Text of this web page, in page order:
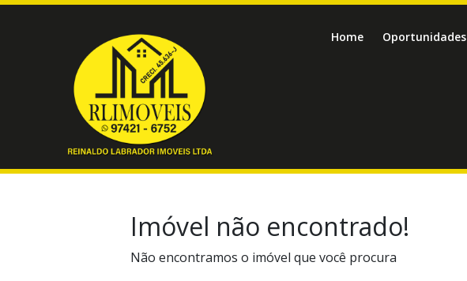
Home Oportunidades
Imóvel não encontrado!
Não encontramos o imóvel que você procura